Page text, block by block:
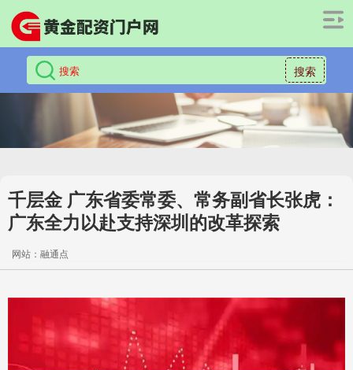
搜索
千层金 广东省委常委、常务副省长张虎：
广东全力以赴支持深圳的改革探索
网站：融通点